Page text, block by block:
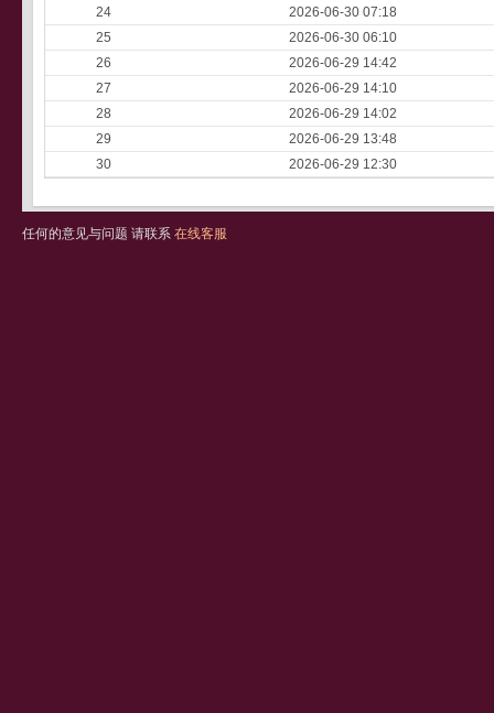
24
2026-06-30 07:18
25
2026-06-30 06:10
26
2026-06-29 14:42
27
2026-06-29 14:10
28
2026-06-29 14:02
29
2026-06-29 13:48
30
2026-06-29 12:30
任何的意见与问题 请联系 在线客服